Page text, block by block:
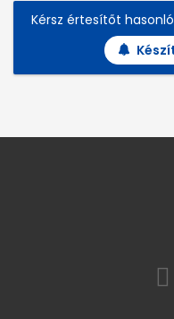
Kérsz értesítőt